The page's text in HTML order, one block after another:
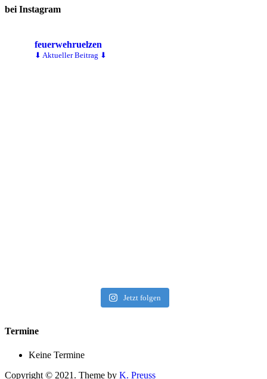
bei Instagram
feuerwehruelzen
⬇ Aktueller Beitrag ⬇
Jetzt folgen
Termine
Keine Termine
Copyright © 2021. Theme by K. Preuss